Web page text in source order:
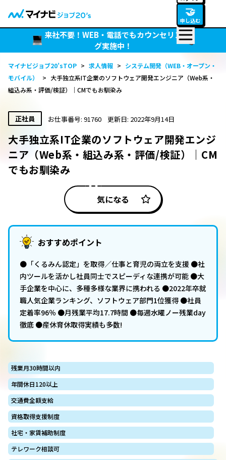
🤝
申し込む
来社不要！WEB・電話でもカウンセリン
グ実施中！
マイナビジョブ20’sTOP > 求人情報 > システム開発（WEB・オープン・
モバイル）
> 大手独立系IT企業のソフトウェア開発エンジニア（Web系・
組込み系・評価/検証）｜CMでもお馴染み
正社員 お仕事番号: 91760 更新日: 2022年9月14日
大手独立系IT企業のソフトウェア開発エンジ
ニア（Web系・組込み系・評価/検証）｜CM
でもお馴染み
気になる
おすすめポイント
●「くるみん認定」を取得／仕事と育児の両立を支援 ●社
内ツールを活かし社員同士でスピーディな連携が可能 ●大
手企業を中心に、多種多様な業界に携われる ●2022年卒就
職人気企業ランキング、ソフトウェア部門1位獲得 ●社員
定着率96％ ●月残業平均17.7時間 ●毎週水曜ノー残業day
徹底 ●産休育休取得実績も多数!
残業月30時間以内
年間休日120以上
交通費全額支給
資格取得支援制度
社宅・家賃補助制度
テレワーク相談可